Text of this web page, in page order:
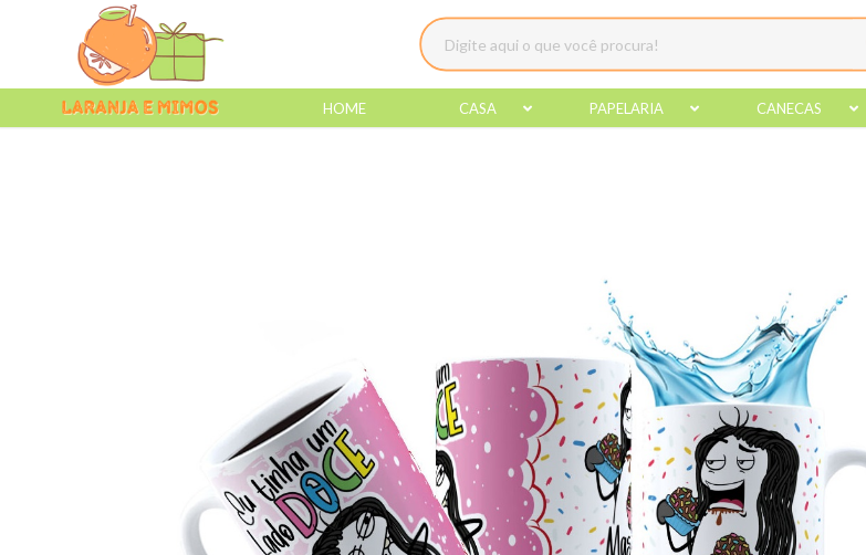
HOME CASA PAPELARIA CANECAS